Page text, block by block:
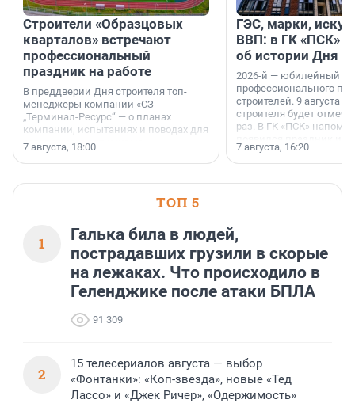
Строители «Образцовых
кварталов» встречают
профессиональный
праздник на работе
В преддверии Дня строителя топ-
менеджеры компании «СЗ
„Терминал-Ресурс“ — о планах
компании, испытаниях и поводах для
осторожного оптимизма.
7 августа, 18:00
ГЭС, марки,
ВВП: в ГК «ПСК»
об истории Дня
2026-й — юбилейный
профессионального
строителей. 9 августа
строителя будет
раз. В ГК «ПСК»
поменялась роль
7 августа, 16:20
ТОП 5
1
Галька била в людей,
пострадавших грузили в скорые
на лежаках. Что происходило в
Геленджике после атаки БПЛА
91 309
2
15 телесериалов августа — выбор
«Фонтанки»: «Коп-звезда», новые «Тед
Лассо» и «Джек Ричер», «Одержимость»